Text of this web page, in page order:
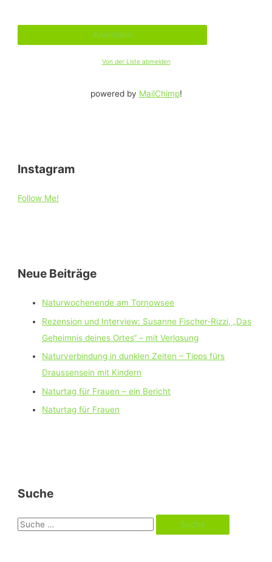
Von der Liste abmelden
powered by MailChimp!
Instagram
Follow Me!
Neue Beiträge
Naturwochenende am Tornowsee
Rezension und Interview: Susanne Fischer-Rizzi, „Das
Geheimnis deines Ortes“ – mit Verlosung
Naturverbindung in dunklen Zeiten – Tipps fürs
Draussensein mit Kindern
Naturtag für Frauen – ein Bericht
Naturtag für Frauen
Suche
S